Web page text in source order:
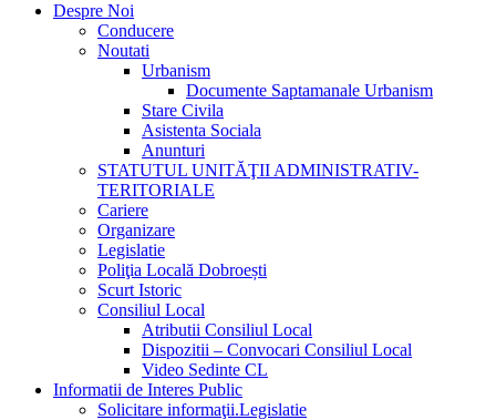
Despre Noi
Conducere
Noutati
Urbanism
Documente Saptamanale Urbanism
Stare Civila
Asistenta Sociala
Anunturi
STATUTUL UNITĂŢII ADMINISTRATIV-
TERITORIALE
Cariere
Organizare
Legislatie
Poliţia Locală Dobroești
Scurt Istoric
Consiliul Local
Atributii Consiliul Local
Dispozitii – Convocari Consiliul Local
Video Sedinte CL
Informatii de Interes Public
Solicitare informaţii.Legislatie